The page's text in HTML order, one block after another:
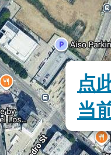
点
当